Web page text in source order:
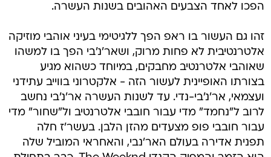
הפכו לאחד הצבעים האהובים בשנות העשרה.
זהו גם העשור בו ראפ הפך ללגיטימי בעיני אוהבי מוזיקה
אלטרנטיבית לא פחות מרוק, ושאר'נ'בי הפך בו למשהו
שאוהבי אלטרנטיב מחבקים, במיוחד כשהוא מגיע
בצורתו האופיינית לעשור הזה - אלקטרוני בווייב עתידני
ועצמאי, אר'נ'בי-נדי. עד לשנות העשרה אר'נ'בי נחשב
לרוב ל"נחמד" מדי עבור חובבי אלטרנטיב ול"שחור" מדי
עבור חובבי פופ מצעדים מהזן הלבן. בעשר'ז חלה
תפנית אדירה בעולם האר'נבי, והאחראי המוביל שלה